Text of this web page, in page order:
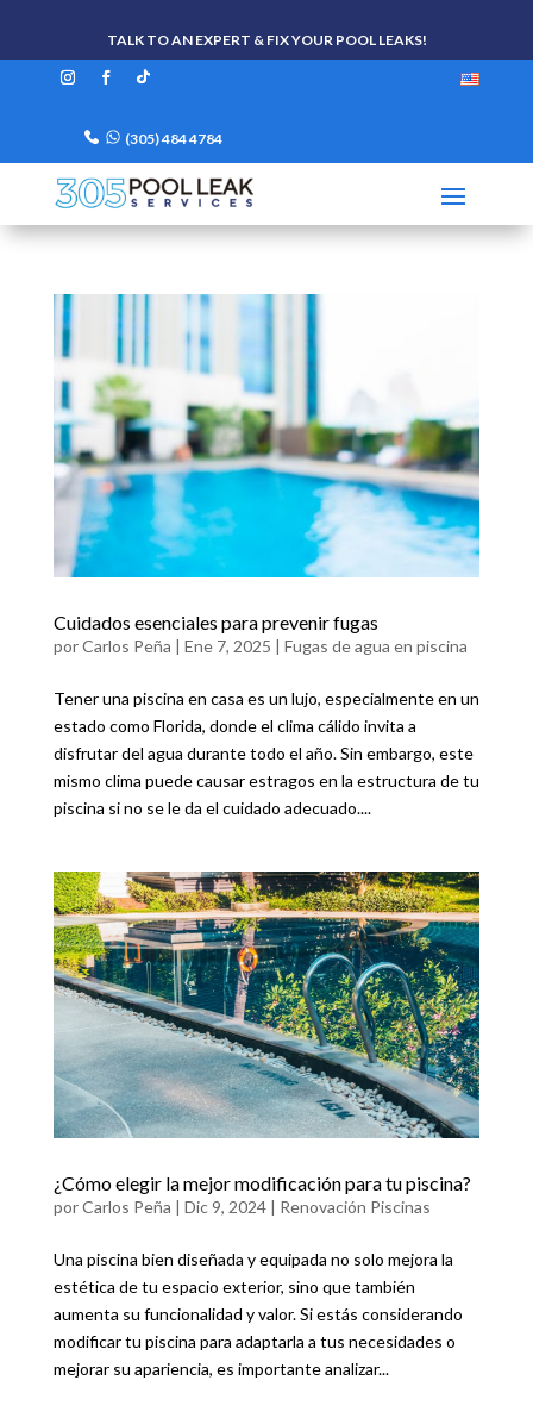
TALK TO AN EXPERT & FIX YOUR POOL LEAKS!
(305) 484 4784
Cuidados esenciales para prevenir fugas
porCarlos Peña | Ene 7, 2025 | Fugas de agua en piscina
Tener una piscina en casa es un lujo, especialmente en un
estado como Florida, donde el clima cálido invita a
disfrutar del agua durante todo el año. Sin embargo, este
mismo clima puede causar estragos en la estructura de tu
piscina si no se le da el cuidado adecuado....
¿Cómo elegir la mejor modificación para tu piscina?
porCarlos Peña | Dic 9, 2024| Renovación Piscinas
Una piscina bien diseñada y equipada no solo mejora la
estética de tu espacio exterior, sino que también
aumenta su funcionalidad y valor. Si estás considerando
modificar tu piscina para adaptarla a tus necesidades o
mejorar su apariencia, es importante analizar...